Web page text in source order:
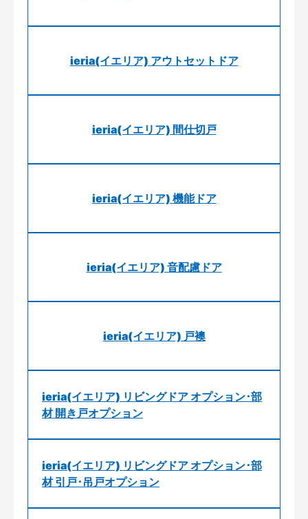
ieria(イエリア) アウトセットドア
ieria(イエリア) 間仕切戸
ieria(イエリア) 機能ドア
ieria(イエリア) 音配慮ドア
ieria(イエリア) 戸襖
ieria(イエリア) リビングドア オプション･部
材 開き戸オプション
ieria(イエリア) リビングドア オプション･部
材 引戸･吊戸オプション